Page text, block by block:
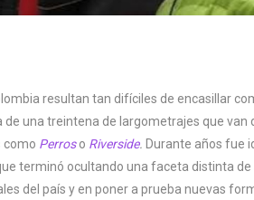
resultan tan difíciles de encasillar
de una treintena de largometrajes que van
como Perroso Riverside. Durante años fue
terminó ocultando una faceta distinta
del país y en poner a prueba nuevas